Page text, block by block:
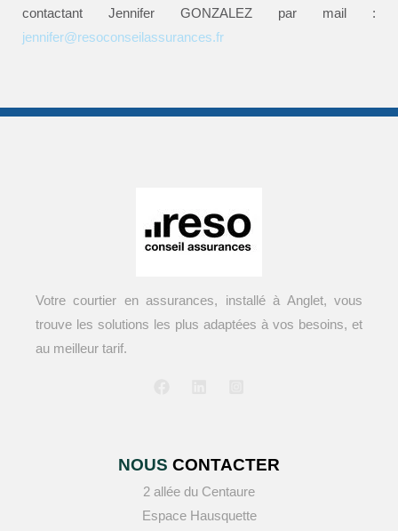
contactant Jennifer GONZALEZ par mail :
jennifer@resoconseilassurances.fr
Votre courtier en assurances, installé à Anglet, vous
trouve les solutions les plus adaptées à vos besoins, et
au meilleur tarif.
NOUS CONTACTER
2 allée du Centaure
Espace Hausquette